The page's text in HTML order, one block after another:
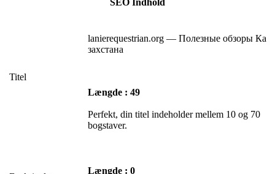
Titel
lanierequestrian.org — Полезные обзоры Ка
захстана
Længde : 49
Perfekt, din titel indeholder mellem 10 og 70
bogstaver.
Længde : 0